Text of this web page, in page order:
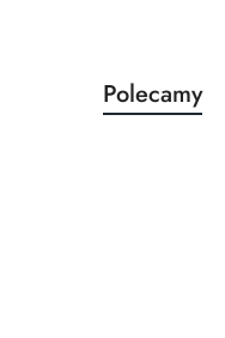
Pomiń karuzelę
Produkty
o
Polecamy